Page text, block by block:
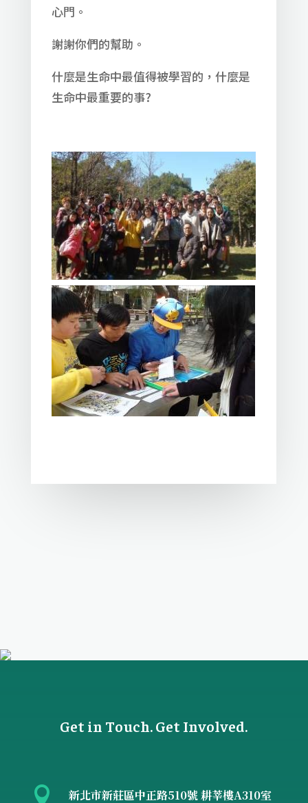
心門。
謝謝你們的幫助。
什麼是生命中最值得被學習的，什麼是
生命中最重要的事?
Get in Touch. Get Involved.
 新北市新莊區中正路510號 耕莘樓A310室